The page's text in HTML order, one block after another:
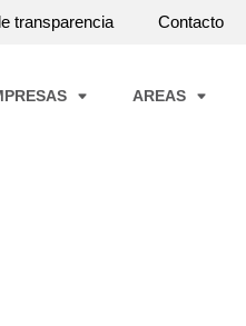
transparencia Contacto
AREAS